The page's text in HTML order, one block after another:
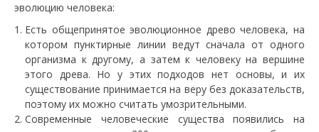
эволюцию человека:
Есть общепринятое эволюционное древо человека, на
котором пунктирные линии ведут сначала от одного
организма к другому, а затем к человеку на вершине
этого древа. Но у этих подходов нет основы, и их
существование принимается на веру без доказательств,
поэтому их можно считать умозрительными.
Современные человеческие существа появились на